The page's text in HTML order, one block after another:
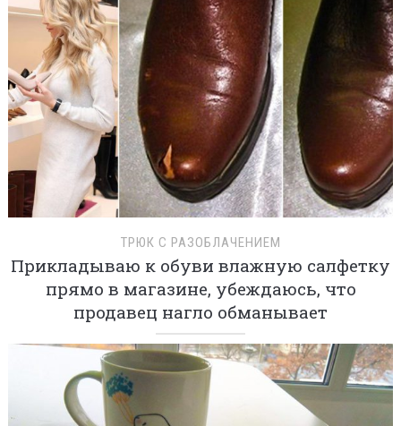
ТРЮК С РАЗОБЛАЧЕНИЕМ
Прикладываю к обуви влажную салфетку
прямо в магазине, убеждаюсь, что
продавец нагло обманывает